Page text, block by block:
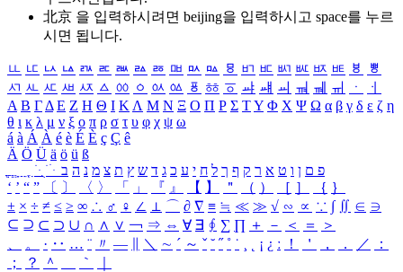
北京 을 입력하시려면 beijing을 입력하시고 space를 누르
시면 됩니다.
ㅥ ㅦ ㅧ ㅨ ㅩ ㅪ ㅫ ㅬ ㅭ ㅮ ㅯ ㅰ ㅱ ㅲ ㅳ ㅴ ㅵ ㅶ ㅷ ㅸ
ㅹ
ㅺ ㅻ ㅼ ㅽ ㅾ ㅿ ㆀ ㆁ ㆂ ㆃ ㆄ ㆅ ㆆ ㆇ ㆈ ㆉ ㆊ ㆋ ㆌ ㆍ
ㆎ
Α Β ΓΔ Ε Ζ Η Θ Ι ΚΛ Μ Ν Ξ Ο Π Ρ Σ ΤΥ Φ Χ Ψ Ω α β γ δ ε ζ η
θ ι κ λ μ ν ξ ο π ρ σ τ υ φ χ ψ ω
á à Á À é è É È ç Ç ê
Ä Ö Ü ä ö ü ß
ִֶֹ ֻּ ׁׂ פ ם ן ו ט א ר ק ף ך ל ח י ע כ ג ד ש ץ ת צ מ נ ה ב
‘ ’ “ ” 〔 〕 〈 〉 「 」 『 』 【 】 ＂ （ ） ［ ］ ｛ ｝
± × ÷ ≠ ≤ ≥ ∞ ∴ ♂ ♀ ∠ ⊥ ⌒ ∂ ∇ ≡ ≒ ≪ ≫ √ ∽ ∝ ∵ ∫ ∬ ∈ ∋
⊆ ⊇ ⊂ ⊃ ∪ ∩ ∧ ∨ ￢ ⇒ ⇔ ∀ ∃ ∮ ∑ ∏ ＋ － ＜ ＝
＞
、
。 · ‥ … ¨ 〃 ― ＼ ∼ ´ ～ ˇ ˘ ˝ ˚ ˙ ¸ ¡ ¿ ː ！ ＇ ， ． ／
：
；
？ ＾ ｀